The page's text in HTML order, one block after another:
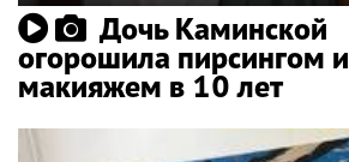
Дочь Каминской
огорошила пирсингом и
макияжем в 10 лет